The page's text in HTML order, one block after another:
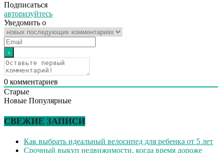
Подписаться
авторизуйтесь
Уведомить о
0 комментариев
Старые
Новые Популярные
СВЕЖИЕ ЗАПИСИ
Как выбрать идеальный велосипед для ребенка от 5 лет
Срочный выкуп недвижимости, когда время дороже